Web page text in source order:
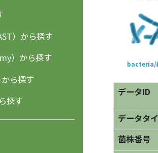
）から探す
）から探す
ら探す
探す
データID
データタ
菌株番号